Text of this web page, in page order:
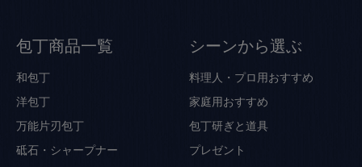
包丁商品一覧
和包丁
洋包丁
万能片刃包丁
砥石・シャープナー
シーンから選ぶ
料理人・プロ用おすすめ
家庭用おすすめ
包丁研ぎと道具
プレゼント